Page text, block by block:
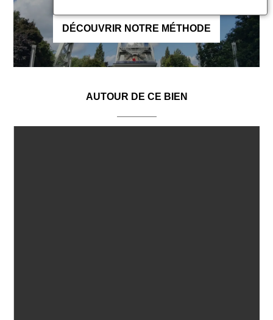
DÉCOUVRIR NOTRE MÉTHODE
AUTOUR DE CE BIEN